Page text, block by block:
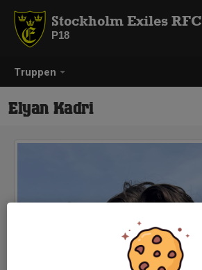
Truppen
Stockholm Exiles RFC
P18
Elyan Kadri